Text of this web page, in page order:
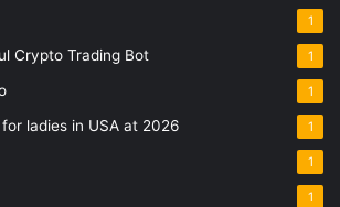
1
Crypto Trading Bot 1
1
ladies in USA at 2026 1
1
1